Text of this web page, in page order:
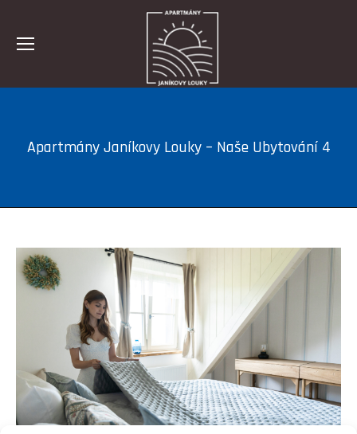
Apartmány Janíkovy Louky – Naše Ubytování 4